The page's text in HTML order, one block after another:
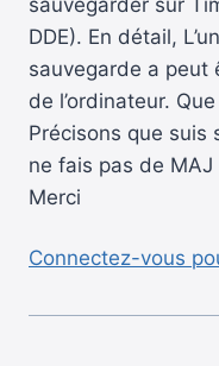
sauvegarder sur
DDE). En détail,
sauvegarde a peut
de l’ordinateur.
Précisons que suis
ne fais pas de MAJ
Merci
Connectez-vous